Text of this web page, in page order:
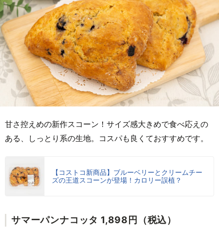
甘さ控えめの新作スコーン！サイズ感大きめで食べ応えの
ある、しっとり系の生地。コスパも良くておすすめです。
【コストコ新商品】ブルーベリーとクリームチー
ズの王道スコーンが登場！カロリー誤植？
サマーパンナコッタ 1,898円（税込）